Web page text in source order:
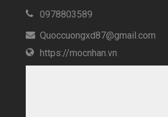
0978803589
Quoccuongxd87@gmail.com
https://mocnhan.vn